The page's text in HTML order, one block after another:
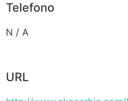
Telefono
N / A
URL